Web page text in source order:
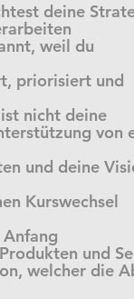
deine
, weil du
priorisiert und
nicht deine
von
und deine
Kurswechsel
und
welcher die